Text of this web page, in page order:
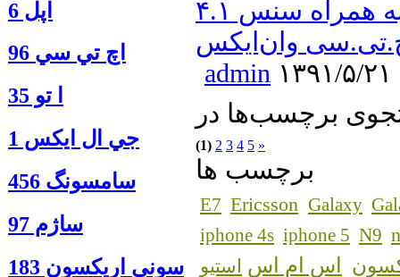
اپل 6
اچ تي سي 96
ا‍ تو 35
جي ال ايكس 1
سامسونگ 456
ساژم 97
سوني اريكسون 183
عرضه آپدیت اندروید ۴.۰.۴ به همراه سنس ۴.۱
وان‌ایکس
admin ۱۳۹۱/۵/۲۱
(1) 2 3 4 5 »
برچسب ها
E7 Ericsson Galaxy
iphone 4s iphone 5 N9
اس ام اس استیو